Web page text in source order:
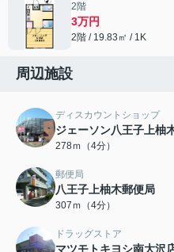
2階
3万円
2階 / 19.83㎡ / 1K
周辺施設
ディスカウントショップ
ジェーソン八王子上柚
278ｍ（4分）
郵便局
八王子上柚木郵便局
307ｍ（4分）
ドラッグストア
マツモトキヨシ南大沢